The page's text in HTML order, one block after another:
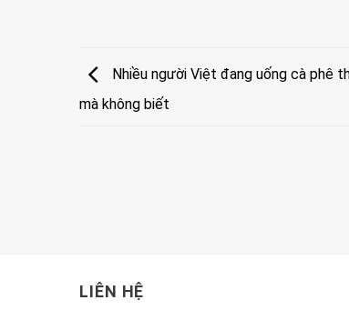
Nhiều người Việt đang uống cà phê
mà không biết
LIÊN HỆ